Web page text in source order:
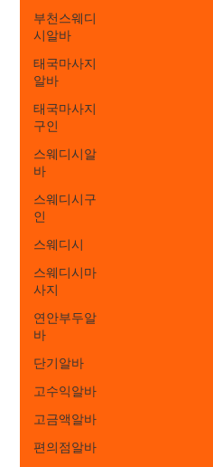
부천스웨디
시알바
태국마사지
알바
태국마사지
구인
스웨디시알
바
스웨디시구
인
스웨디시
스웨디시마
사지
연안부두알
바
단기알바
고수익알바
고금액알바
편의점알바